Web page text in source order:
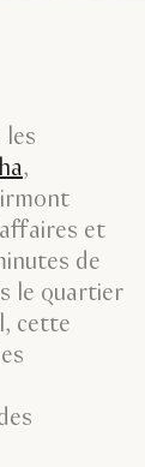
,
et
de
le quartier
cette